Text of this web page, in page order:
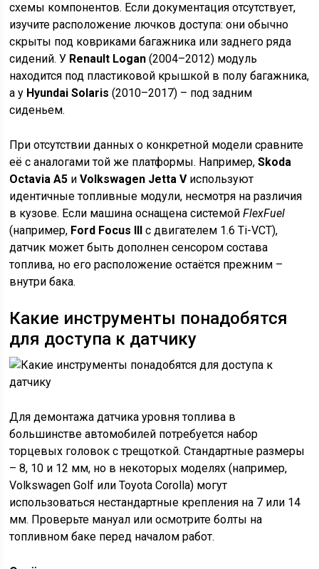
схемы компонентов. Если документация отсутствует,
изучите расположение лючков доступа: они обычно
скрыты под ковриками багажника или заднего ряда
сидений. У Renault Logan (2004–2012) модуль
находится под пластиковой крышкой в полу багажника,
а у Hyundai Solaris (2010–2017) – под задним
сиденьем.
При отсутствии данных о конкретной модели сравните
её с аналогами той же платформы. Например,Skoda
Octavia A5 иVolkswagen Jetta Vиспользуют
идентичные топливные модули, несмотря на различия
в кузове. Если машина оснащена системойFlexFuel
(например, Ford Focus III с двигателем 1.6 Ti-VCT),
датчик может быть дополнен сенсором состава
топлива, но его расположение остаётся прежним –
внутри бака.
Какие инструменты понадобятся
для доступа к датчику
Для демонтажа датчика уровня топлива в
большинстве автомобилей потребуется набор
торцевых головок с трещоткой. Стандартные размеры
– 8, 10 и 12 мм, но в некоторых моделях (например,
Volkswagen Golf или Toyota Corolla) могут
использоваться нестандартные крепления на 7 или 14
мм. Проверьте мануал или осмотрите болты на
топливном баке перед началом работ.